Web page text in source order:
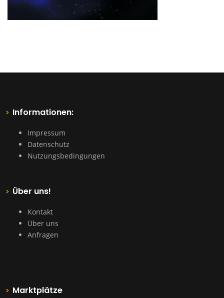
Informationen:
Impressum
Datenschutz
Nutzungsbedingungen
Über uns!
Kontakt
Über uns
Anfragen
Marktplätze